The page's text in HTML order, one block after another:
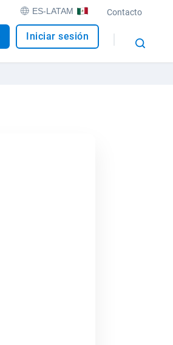
ES-LATAM Contacto
Iniciar sesión